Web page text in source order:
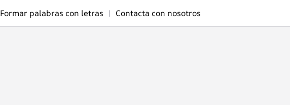
Formar palabras con letras | Contacta con nosotros